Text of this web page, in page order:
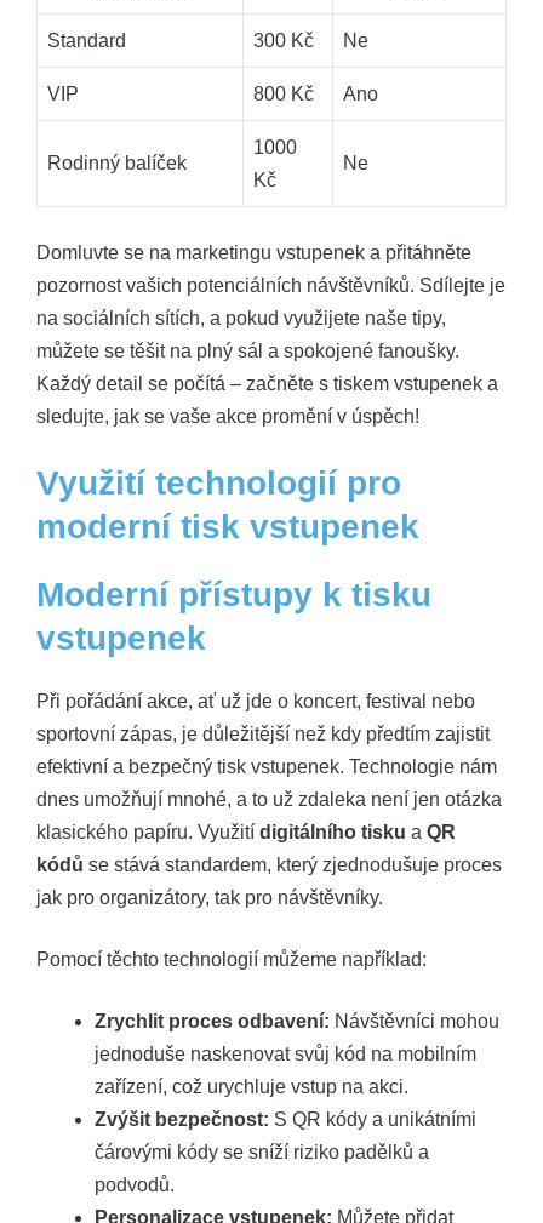
Standard 300 Kč Ne
VIP 800 Kč Ano
Rodinný balíček
1000
Kč
Ne
Domluvte se na marketingu vstupenek a přitáhněte
pozornost vašich potenciálních návštěvníků. Sdílejte je
na sociálních sítích, a pokud využijete naše tipy,
můžete se těšit na plný sál a spokojené fanoušky.
Každý detail se počítá – začněte s tiskem vstupenek a
sledujte, jak se vaše akce promění v úspěch!
Využití technologií pro
moderní tisk vstupenek
Moderní přístupy k tisku
vstupenek
Při pořádání akce, ať už jde o koncert, festival nebo
sportovní zápas, je důležitější než kdy předtím zajistit
efektivní a bezpečný tisk vstupenek. Technologie nám
dnes umožňují mnohé, a to už zdaleka není jen otázka
klasického papíru. Využití digitálního tisku a QR
kódů se stává standardem, který zjednodušuje proces
jak pro organizátory, tak pro návštěvníky.
Pomocí těchto technologií můžeme například:
Zrychlit proces odbavení: Návštěvníci mohou
jednoduše naskenovat svůj kód na mobilním
zařízení, což urychluje vstup na akci.
Zvýšit bezpečnost: S QR kódy a unikátními
čárovými kódy se sníží riziko padělků a
podvodů.
Personalizace vstupenek: Můžete přidat